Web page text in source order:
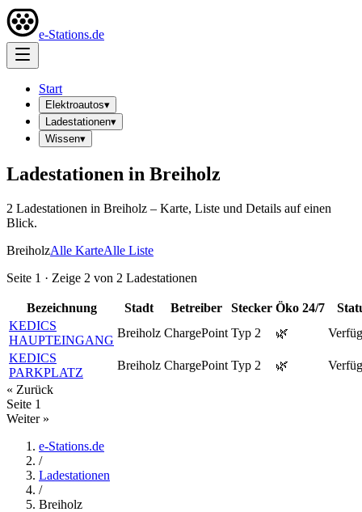
e-Stations.de
Start
Elektroautos▾
Ladestationen▾
Wissen▾
Ladestationen in Breiholz
2 Ladestationen in Breiholz – Karte, Liste und Details auf einen
Blick.
BreiholzAlle KarteAlle Liste
Seite 1 · Zeige 2 von 2 Ladestationen
Bezeichnung Stadt Betreiber Stecker Öko 24/7
KEDICS
HAUPTEINGANG
Breiholz ChargePoint Typ 2 🌿
KEDICS
PARKPLATZ
Breiholz ChargePoint Typ 2 🌿
« Zurück
Seite 1
Weiter »
e-Stations.de
/
Ladestationen
/
Breiholz